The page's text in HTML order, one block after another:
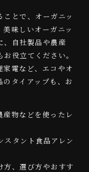
とで、オーガニッ
味しいオーガニッ
、自社製品や農産
役立てください。
家電など、エコやオ
タイアップも、お
物などを使ったレ
タント食品アレン
、選び方やおすす